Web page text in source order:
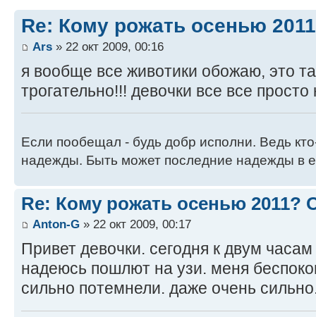
Re: Кому рожать осенью
Ars » 22 окт 2009, 00:16
я вообще все животики обожаю, это
трогательно!!! девочки все все
Если пообещал - будь добр исполни. Ведь
надежды. Быть может последние надежды в
Re: Кому рожать осенью 2011?
Anton-G » 22 окт 2009, 00:17
Привет девочки. сегодня к двум
надеюсь пошлют на узи. меня
сильно потемнели. даже очень